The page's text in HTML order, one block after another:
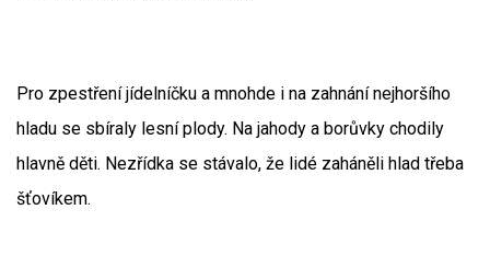
Pro zpestření jídelníčku a mnohde i na zahnání nejhoršího
hladu se sbíraly lesní plody. Na jahody a borůvky chodily
hlavně děti. Nezřídka se stávalo, že lidé zaháněli hlad třeba
šťovíkem.